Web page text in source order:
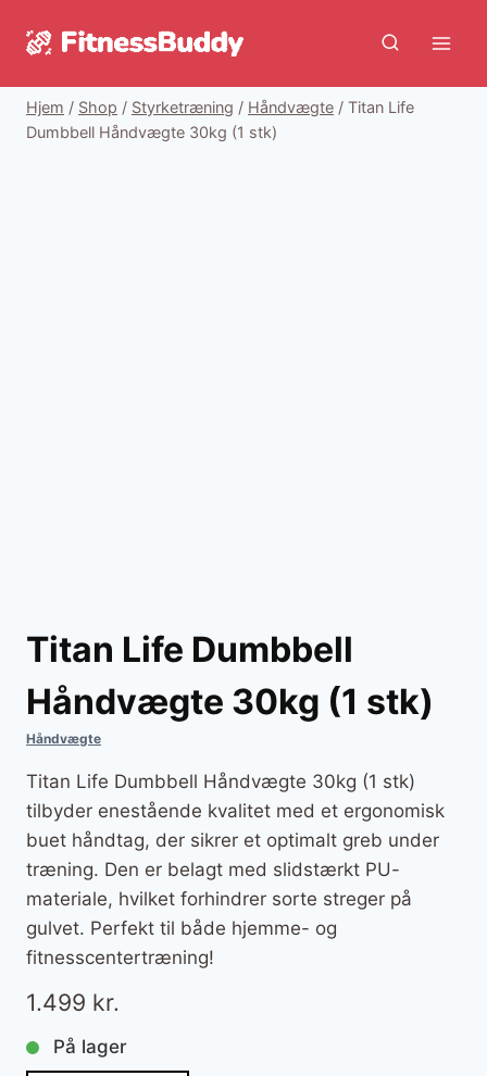
Hjem / Shop / Styrketræning / Håndvægte / Titan Life
Dumbbell Håndvægte 30kg (1 stk)
Titan Life Dumbbell
Håndvægte 30kg (1 stk)
Håndvægte
Titan Life Dumbbell Håndvægte 30kg (1 stk)
tilbyder enestående kvalitet med et ergonomisk
buet håndtag, der sikrer et optimalt greb under
træning. Den er belagt med slidstærkt PU-
materiale, hvilket forhindrer sorte streger på
gulvet. Perfekt til både hjemme- og
fitnesscentertræning!
1.499 kr.
På lager